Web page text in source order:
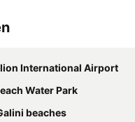
International Airport
Water Park
beaches